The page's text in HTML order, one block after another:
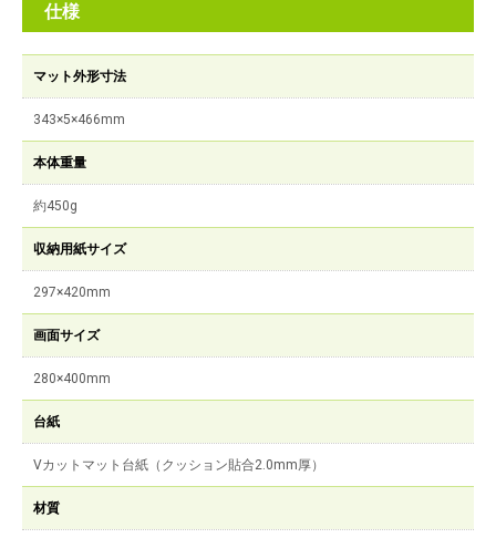
仕様
マット外形寸法
343×5×466mm
本体重量
約450g
収納用紙サイズ
297×420mm
画面サイズ
280×400mm
台紙
Vカットマット台紙（クッション貼合2.0mm厚）
材質